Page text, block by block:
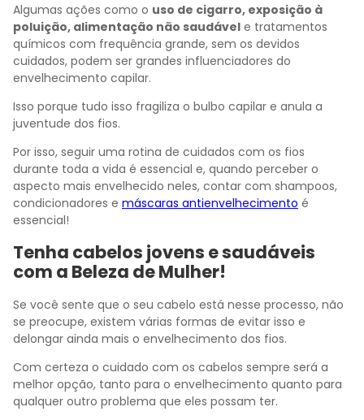
Algumas ações como o uso de cigarro, exposição à
poluição, alimentação não saudável e tratamentos
químicos com frequência grande, sem os devidos
cuidados, podem ser grandes influenciadores do
envelhecimento capilar.
Isso porque tudo isso fragiliza o bulbo capilar e anula a
juventude dos fios.
Por isso, seguir uma rotina de cuidados com os fios
durante toda a vida é essencial e, quando perceber o
aspecto mais envelhecido neles, contar com shampoos,
condicionadores e máscaras antienvelhecimento é
essencial!
Tenha cabelos jovens e saudáveis
com a Beleza de Mulher!
Se você sente que o seu cabelo está nesse processo, não
se preocupe, existem várias formas de evitar isso e
delongar ainda mais o envelhecimento dos fios.
Com certeza o cuidado com os cabelos sempre será a
melhor opção, tanto para o envelhecimento quanto para
qualquer outro problema que eles possam ter.